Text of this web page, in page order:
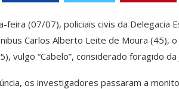
feira (07/07), policiais civis da Delegacia
Carlos Alberto Leite de Moura (45),
vulgo “Cabelo”, considerado foragido da
os investigadores passaram a